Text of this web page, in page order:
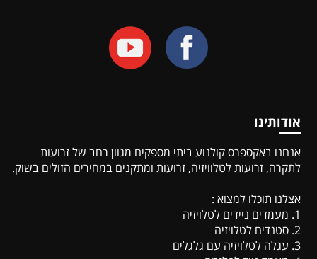
אודותינו
אנחנו באקספרס קולנוע ביתי מספקים מגוון רחב של זרועות
לתקרה, זרועות לטלוויזיה, זרועות ומתקנים במחירים הזולים בשוק.
אצלנו תוכלו למצוא :
1. מעמדים ניידים לטלויזיה
2. סטנדים לטלויזיה
3. עגלה לטלויזיה עם גלגלים